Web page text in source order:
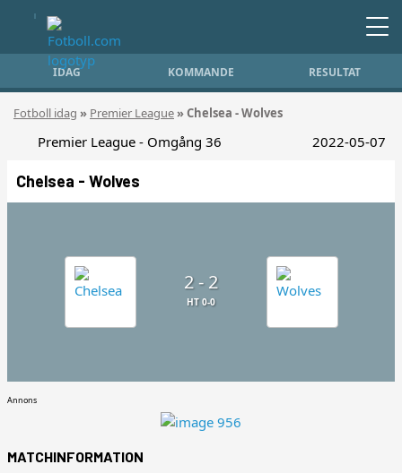
IDAG KOMMANDE RESULTAT
Fotboll idag » Premier League» Chelsea - Wolves
Premier League - Omgång 36 2022-05-07
Chelsea - Wolves
2 - 2
HT 0-0
Annons
MATCHINFORMATION